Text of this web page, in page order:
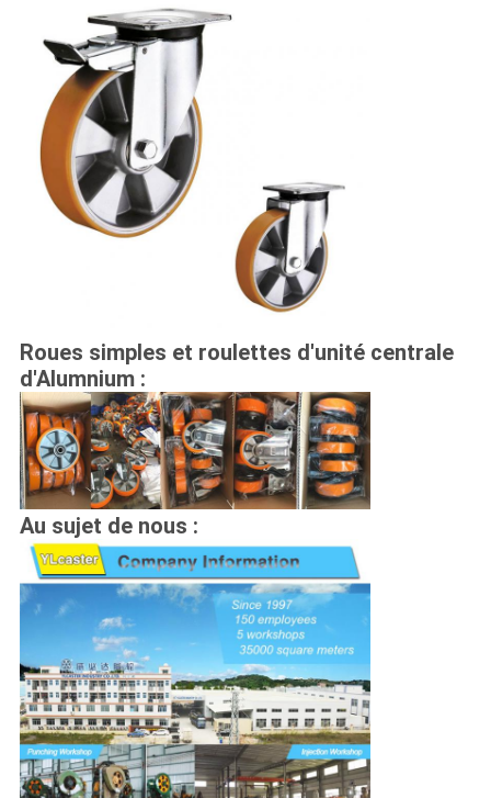
Roues simples et roulettes d'unité centrale
d'Alumnium :
Au sujet de nous :